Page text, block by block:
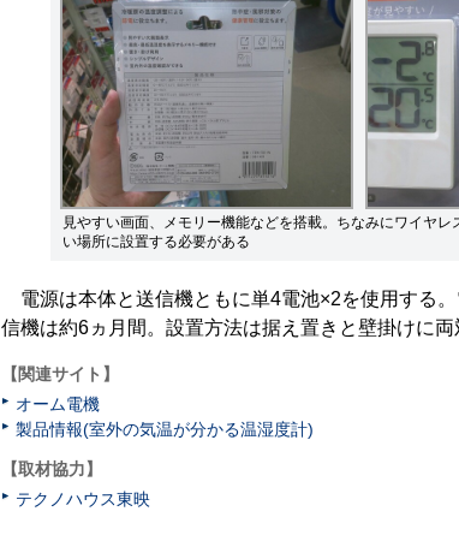
見やすい画面、メモリー機能などを搭載。ちなみにワイヤレ
い場所に設置する必要がある
電源は本体と送信機ともに単4電池×2を使用する
信機は約6ヵ月間。設置方法は据え置きと壁掛けに両
【関連サイト】
オーム電機
製品情報(室外の気温が分かる温湿度計)
【取材協力】
テクノハウス東映